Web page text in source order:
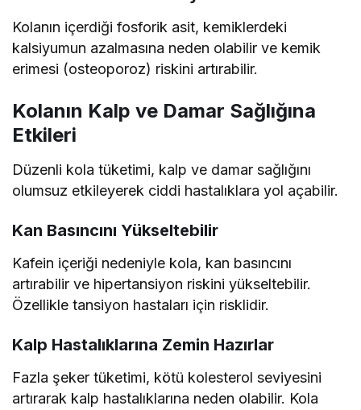
Kolanın içerdiği fosforik asit, kemiklerdeki
kalsiyumun azalmasına neden olabilir ve kemik
erimesi (osteoporoz) riskini artırabilir.
Kolanın Kalp ve Damar Sağlığına
Etkileri
Düzenli kola tüketimi, kalp ve damar sağlığını
olumsuz etkileyerek ciddi hastalıklara yol açabilir.
Kan Basıncını Yükseltebilir
Kafein içeriği nedeniyle kola, kan basıncını
artırabilir ve hipertansiyon riskini yükseltebilir.
Özellikle tansiyon hastaları için risklidir.
Kalp Hastalıklarına Zemin Hazırlar
Fazla şeker tüketimi, kötü kolesterol seviyesini
artırarak kalp hastalıklarına neden olabilir. Kola